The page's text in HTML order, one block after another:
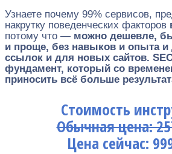
Узнаете почему 99% сервисов,
накрутку поведенческих факторов
потому что — можно дешевле,
и проще, без навыков и опыта и
ссылок и для новых сайтов.
фундамент, который со
приносить всё больше
Стоимость
Обычная цена:
Цена сейчас: